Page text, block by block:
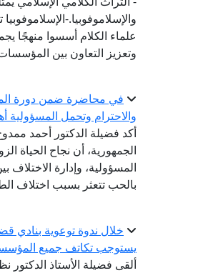
والإسلاموفوبيا.-
علماء الكلام أسسوا منهجًا
وتعزيز التعاون بين
في محاضرة ضمن دورة
والاحترام وتحمل المسؤولية
أكد فضيلة الدكتور أحمد
الجمهورية، أن نجاح الحياة
المسؤولية، وإدارة الاختلاف
بالحب تتعثر بسبب اختلاف
خلال ندوة توعوية بنادي
يستوجب تكاتف جميع
ألقى فضيلة الأستاذ الدكتور